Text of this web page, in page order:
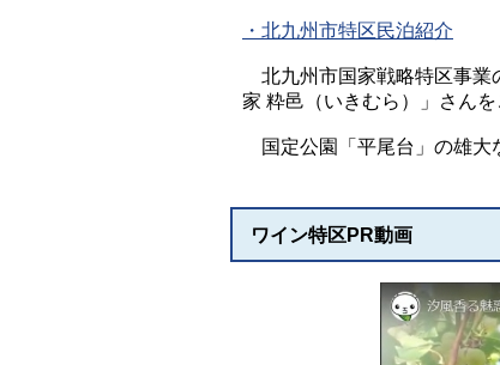
・北九州市特区民泊紹介
北九州市国家戦略特区事業
家 粋邑（いきむら）」さんを
国定公園「平尾台」の雄大
ワイン特区PR動画